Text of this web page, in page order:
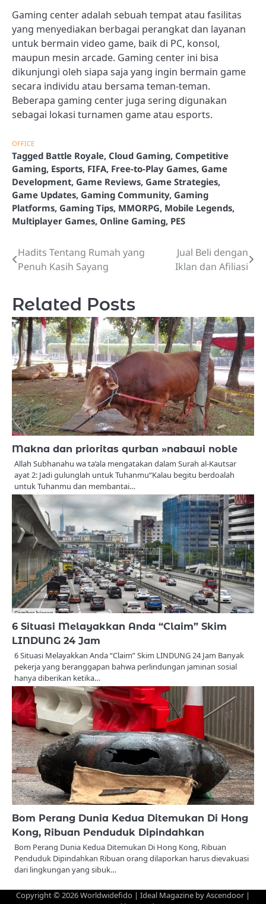
Gaming center adalah sebuah tempat atau fasilitas
yang menyediakan berbagai perangkat dan layanan
untuk bermain video game, baik di PC, konsol,
maupun mesin arcade. Gaming center ini bisa
dikunjungi oleh siapa saja yang ingin bermain game
secara individu atau bersama teman-teman.
Beberapa gaming center juga sering digunakan
sebagai lokasi turnamen game atau esports.
OFFICE
Tagged Battle Royale, Cloud Gaming, Competitive
Gaming, Esports, FIFA, Free-to-Play Games, Game
Development, Game Reviews, Game Strategies,
Game Updates, Gaming Community, Gaming
Platforms, Gaming Tips, MMORPG, Mobile Legends,
Multiplayer Games, Online Gaming, PES
Post
navigation
Hadits Tentang Rumah yang
Penuh Kasih Sayang
Jual Beli dengan
Iklan dan Afiliasi
Related Posts
Makna dan prioritas qurban »nabawi noble
Allah Subhanahu wa ta’ala mengatakan dalam Surah al-Kautsar
ayat 2: Jadi gulunglah untuk Tuhanmu“Kalau begitu berdoalah
untuk Tuhanmu dan membantai…
6 Situasi Melayakkan Anda “Claim” Skim
LINDUNG 24 Jam
6 Situasi Melayakkan Anda “Claim” Skim LINDUNG 24 Jam Banyak
pekerja yang beranggapan bahwa perlindungan jaminan sosial
hanya diberikan ketika…
Bom Perang Dunia Kedua Ditemukan Di Hong
Kong, Ribuan Penduduk Dipindahkan
Bom Perang Dunia Kedua Ditemukan Di Hong Kong, Ribuan
Penduduk Dipindahkan Ribuan orang dilaporkan harus dievakuasi
dari lingkungan yang sibuk…
Copyright © 2026Worldwidefido | Ideal Magazine byAscendoor |